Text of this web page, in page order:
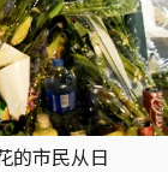
的市民从日